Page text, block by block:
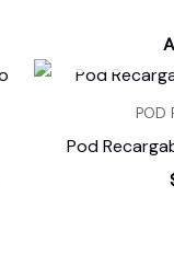
POD
Pod